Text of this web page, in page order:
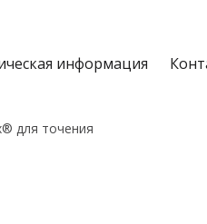
информация
для точения